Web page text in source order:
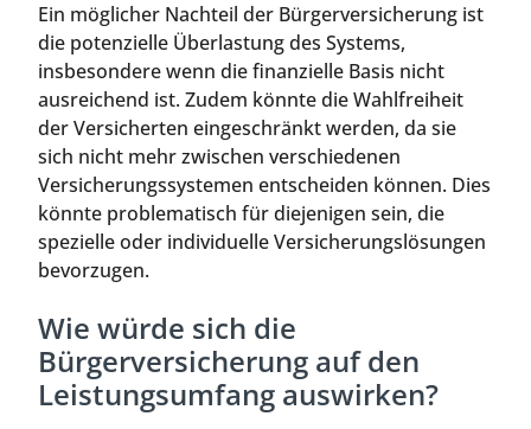
Ein möglicher Nachteil der Bürgerversicherung ist
die potenzielle Überlastung des Systems,
insbesondere wenn die finanzielle Basis nicht
ausreichend ist. Zudem könnte die Wahlfreiheit
der Versicherten eingeschränkt werden, da sie
sich nicht mehr zwischen verschiedenen
Versicherungssystemen entscheiden können. Dies
könnte problematisch für diejenigen sein, die
spezielle oder individuelle Versicherungslösungen
bevorzugen.
Wie würde sich die
Bürgerversicherung auf den
Leistungsumfang auswirken?